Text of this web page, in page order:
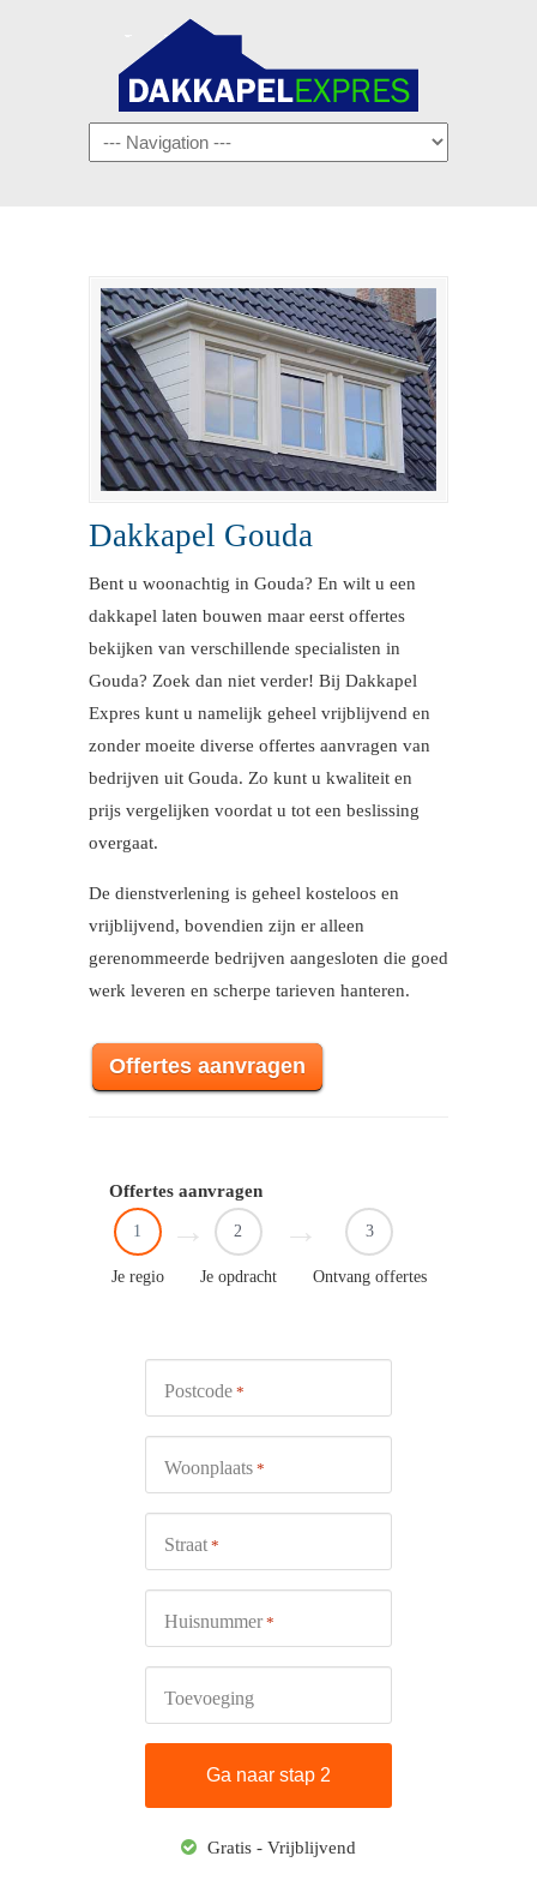
Navigation
Dakkapel Gouda
Bent u woonachtig in Gouda? En wilt u een
dakkapel laten bouwen maar eerst offertes
bekijken van verschillende specialisten in
Gouda? Zoek dan niet verder! Bij Dakkapel
Expres kunt u namelijk geheel vrijblijvend en
zonder moeite diverse offertes aanvragen van
bedrijven uit Gouda. Zo kunt u kwaliteit en
prijs vergelijken voordat u tot een beslissing
overgaat.
De dienstverlening is geheel kosteloos en
vrijblijvend, bovendien zijn er alleen
gerenommeerde bedrijven aangesloten die goed
werk leveren en scherpe tarieven hanteren.
Offertes aanvragen
Offertes aanvragen
1
Je regio
2
Je opdracht
3
Ontvang offertes
Postcode *
Woonplaats *
Straat *
Huisnummer *
Toevoeging
Gratis - Vrijblijvend